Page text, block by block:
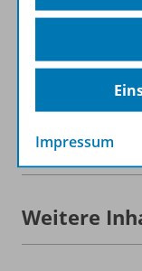
Beschreibung
Weitere
Impressum